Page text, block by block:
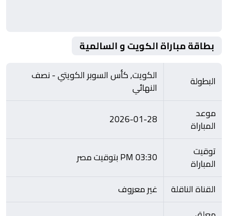
بطاقة مباراة الكويت و السالمية
البطولة الكويت, كأس السوبر الكويتي - نصف
النهائي
موعد
المباراة
2026-01-28
توقيت
المباراة
03:30 PM بتوقيت مصر
القناة الناقلة
غير معروف